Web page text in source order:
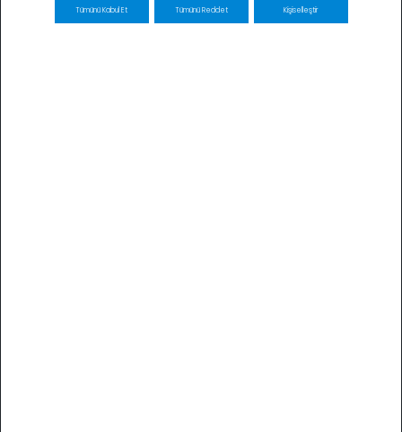
Tümünü Kabul Et Tümünü Reddet Kişiselleştir